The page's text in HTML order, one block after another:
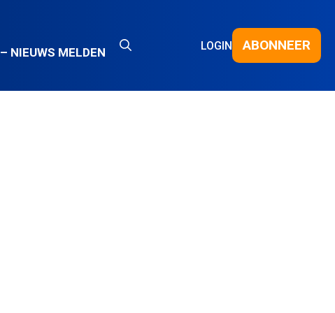
– NIEUWS MELDEN LOGIN ABONNEER